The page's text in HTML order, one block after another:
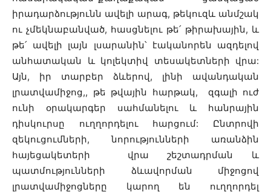
իրադարձությունն ավելի արագ, թեկուզև անմշակ
ու չմեկնաբանված, հասցնելու թե՛ թիրախային, և
թե՛ ավելի լայն լսարանին՝ էականորեն ազդելով
անհատական և կոլեկտիվ տեսակետների վրա:
Այն, իր տարբեր ձևերով, լինի ավանդական
լրատվամիջոց,, թե թվային հարթակ, զգալի ուժ
ունի օրակարգեր սահմանելու և հանրային
դիսկուրսը ուղղորդելու հարցում: Ընտրովի
զեկուցումների, նորությունների առանձին
հայեցակետերի վրա շեշտադրման և
պատմությունների ձևավորման միջոցով
լրատվամիջոցները կարող են ուղղորդել